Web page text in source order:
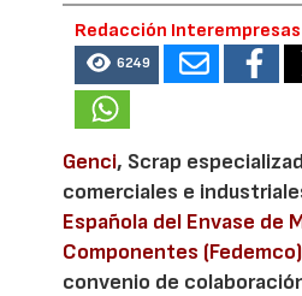
Redacción Interempresas
6249
Genci, Scrap
comerciales e
Española del Envase de
Componentes (Fedemco)
convenio de